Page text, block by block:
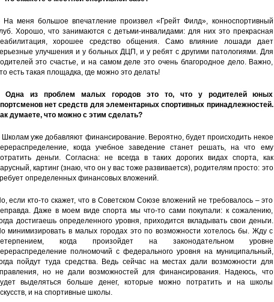
На меня большое впечатление произвел «Грейт Филд», конноспортивный
Хорошо, что занимаются с детьми-инвалидами: для них это прекрасная
хорошее средство общения. Само влияние лошади дает
улучшения и у больных ДЦП, и у ребят с другими патологиями. Для
это счастье, и на самом деле это очень благородное дело. Важно,
есть такая площадка, где можно это делать!
Одна из проблем малых городов это то, что у родителей юных
нет средств для элементарных спортивных принадлежностей.
думаете, что можно с этим сделать?
Школам уже добавляют финансирование. Вероятно, будет происходить некое
когда учебное заведение станет решать, на что ему
деньги. Согласна: не всегда в таких дорогих видах спорта, как
картинг (знаю, что он у вас тоже развивается), родителям просто: это
определенных финансовых вложений.
если кто-то скажет, что в Советском Союзе вложений не требовалось – это
Даже в моем виде спорта мы что-то сами покупали: к сожалению,
достигаешь определенного уровня, приходится вкладывать свои деньги.
минимизировать в малых городах это по возможности хотелось бы. Жду с
когда произойдет на законодательном уровне
полномочий с федерального уровня на муниципальный,
пойдут туда средства. Ведь сейчас на местах дали возможности для
но не дали возможностей для финансирования. Надеюсь, что
выделяться больше денег, которые можно потратить и на школы
и на спортивные школы.